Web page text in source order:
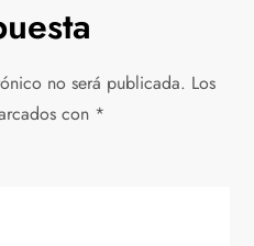
no será publicada. Los
con *